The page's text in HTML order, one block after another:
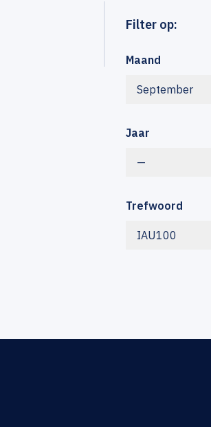
Filter op:
Maand
September
Jaar
—
Trefwoord
IAU100